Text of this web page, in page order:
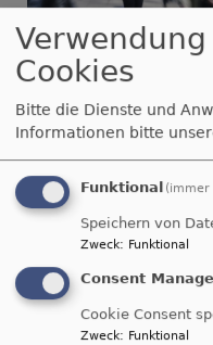
Bildrechte CCO/Canva
Krisenzeiten Trost
erklärt im Interview
Interview mit Bettina
Sonntagsblatt
Weiterlesen über
Angst
Cookies
Bitte die Dienste und
Informationen bitte
Funktional
Speichern von
Zweck: Funktional
Consent
Cookie Consent
Zweck: Funktional